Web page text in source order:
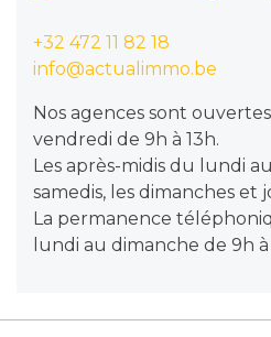
+32 472 11 82 18
info@actualimmo.be
Nos agences sont
vendredi de 9h à 13h.
Les après-midis du lundi
samedis, les dimanches et
La permanence
lundi au dimanche de 9h à